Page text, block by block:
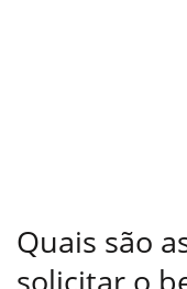
Quais são
solicitar o